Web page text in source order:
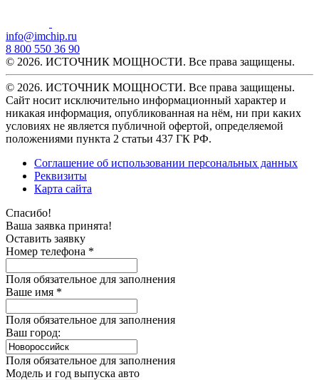
info@imchip.ru
8 800 550 36 90
© 2026. ИСТОЧНИК МОЩНОСТИ. Все права защищены.
© 2026. ИСТОЧНИК МОЩНОСТИ. Все права защищены.
Сайт носит исключительно информационный характер и
никакая информация, опубликованная на нём, ни при каких
условиях не является публичной офертой, определяемой
положениями пункта 2 статьи 437 ГК РФ.
Соглашение об использовании персональных данных
Реквизиты
Карта сайта
Спасибо!
Ваша заявка принята!
Оставить заявку
Номер телефона *
Поля обязательное для заполнения
Ваше имя *
Поля обязательное для заполнения
Ваш город:
Поля обязательное для заполнения
Модель и год выпуска авто